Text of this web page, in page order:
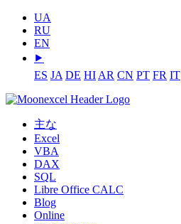
UA
RU
EN
⯈
ES JA DE HI AR CN PT FR IT
主な
Excel
VBA
DAX
SQL
Libre Office CALC
Blog
Online